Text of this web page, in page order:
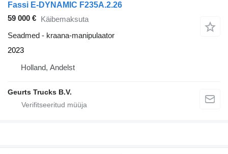
Fassi E-DYNAMIC F235A.2.26
59 000 € Käibemaksuta
Seadmed - kraana-manipulaator
2023
Holland, Andelst
Geurts Trucks B.V.